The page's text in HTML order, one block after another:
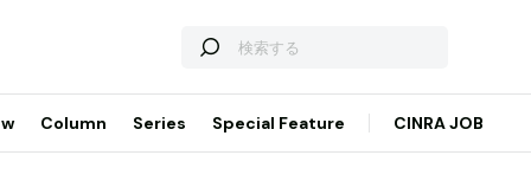
Column Series Special Feature CINRA JOB